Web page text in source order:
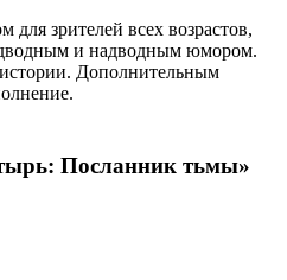
для зрителей всех возрастов,
и надводным юмором.
Дополнительным
Посланник тьмы»